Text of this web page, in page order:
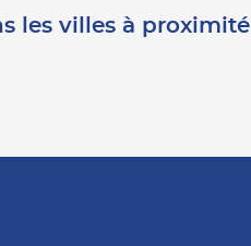
les villes à proximité